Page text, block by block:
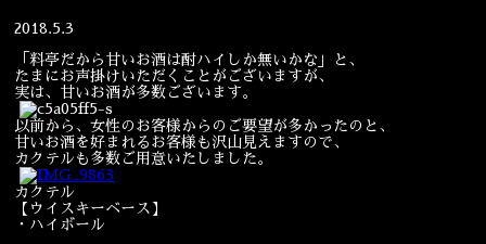
2018.5.3
「料亭だから甘いお酒は酎ハイしか無いかな」と、
たまにお声掛けいただくことがございますが、
実は、甘いお酒が多数ございます。
以前から、女性のお客様からのご要望が多かったのと、
甘いお酒を好まれるお客様も沢山見えますので、
カクテルも多数ご用意いたしました。
カクテル
【ウイスキーベース】
・ハイボール
お飲み物
お部屋のご紹介
結婚式・披露宴
ご接待